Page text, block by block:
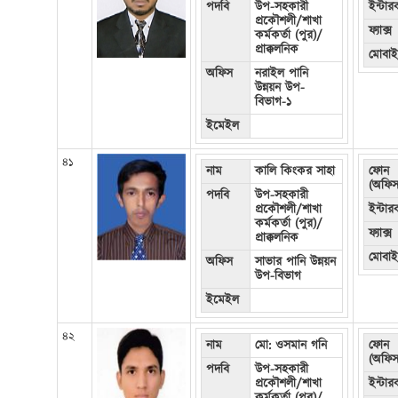
পদবি
উপ-সহকারী
প্রকৌশলী/শাখা
কর্মকর্তা (পুর)/
প্রাক্কলনিক
অফিস
নরাইল পানি
উন্নয়ন উপ-
বিভাগ-১
ইমেইল
ফ্যাক্স
৪১ নাম
কালি কিংকর সাহা
পদবি
উপ-সহকারী
প্রকৌশলী/শাখা
কর্মকর্তা (পুর)/
প্রাক্কলনিক
অফিস
সাভার পানি উন্নয়ন
উপ-বিভাগ
ইমেইল
ফোন
ফ্যাক্স
৪২ নাম
মো: ওসমান গনি
পদবি
উপ-সহকারী
প্রকৌশলী/শাখা
ফোন